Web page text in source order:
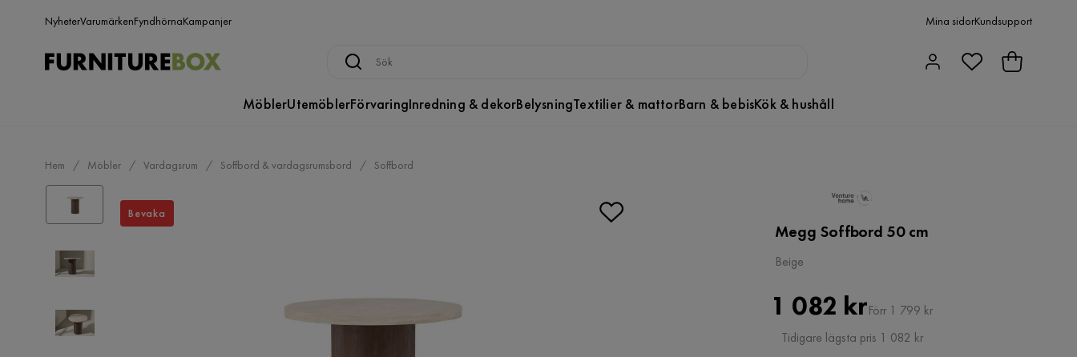
NyheterVarumärkenFyndhörnaKampanjer Mina sidorKundsupport
MöblerUtemöblerFörvaringInredning & dekorBelysningTextilier & mattorBarn & bebisKök & hushåll
Hem Möbler Vardagsrum Soffbord & vardagsrumsbord Soffbord
Bevaka
Megg Soffbord 50 cm
Beige
Pris
1 082 krOriginal
Pris
Förr 1 799 kr
Tidigare lägsta pris 1 082 kr